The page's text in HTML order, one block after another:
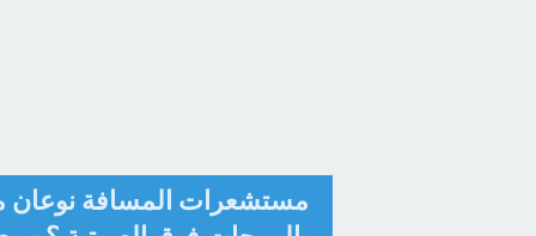
مستشعرات المسافة نوعان